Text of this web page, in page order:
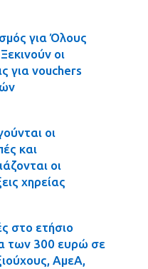
για Όλους
οι
για vouchers
οι
και
οι
χηρείας
στο ετήσιο
των 300 ευρώ σε
ΑμεΑ,